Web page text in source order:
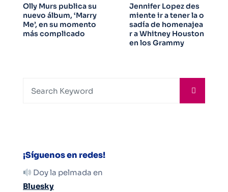
Olly Murs publica su
nuevo álbum, ‘Marry
Me’, en su momento
más complicado
Jennifer Lopez des
miente ir a tener la o
sadía de homenajea
r a Whitney Houston
en los Grammy
¡Síguenos en redes!
Doy la pelmada en
Bluesky